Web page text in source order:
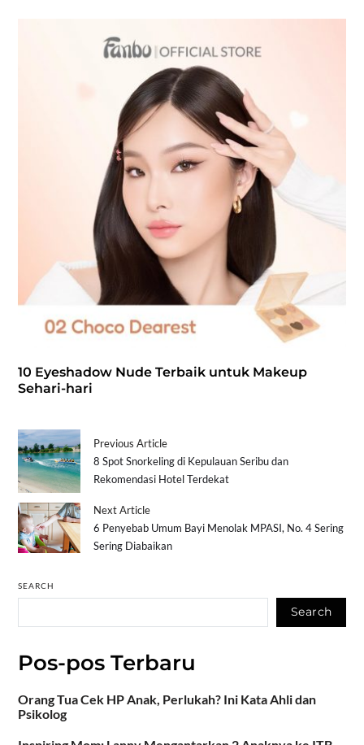
10 Eyeshadow Nude Terbaik untuk Makeup
Sehari-hari
Previous Article
8 Spot Snorkeling di Kepulauan Seribu dan
Rekomendasi Hotel Terdekat
Next Article
6 Penyebab Umum Bayi Menolak MPASI, No. 4 Sering
Sering Diabaikan
SEARCH
Search
Pos-pos Terbaru
Orang Tua Cek HP Anak, Perlukah? Ini Kata Ahli dan
Psikolog